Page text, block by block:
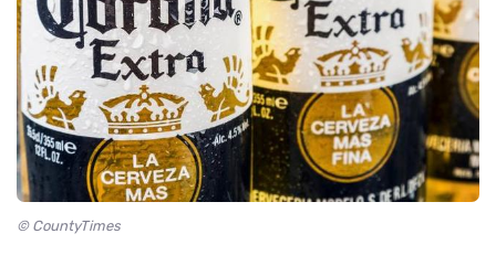
© CountyTimes